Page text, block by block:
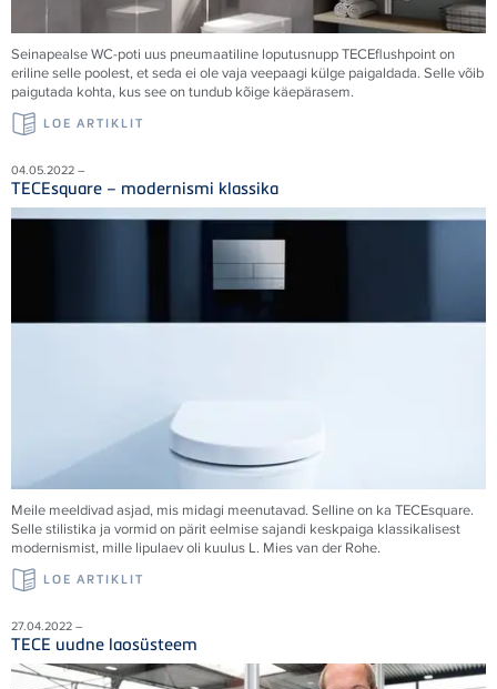
Seinapealse WC-poti uus pneumaatiline loputusnupp TECEflushpoint on
eriline selle poolest, et seda ei ole vaja veepaagi külge paigaldada. Selle võib
paigutada kohta, kus see on tundub kõige käepärasem.
LOE ARTIKLIT
04.05.2022 –
TECEsquare – modernismi klassika
Meile meeldivad asjad, mis midagi meenutavad. Selline on ka TECEsquare.
Selle stilistika ja vormid on pärit eelmise sajandi keskpaiga klassikalisest
modernismist, mille lipulaev oli kuulus L. Mies van der Rohe.
LOE ARTIKLIT
27.04.2022 –
TECE uudne laosüsteem